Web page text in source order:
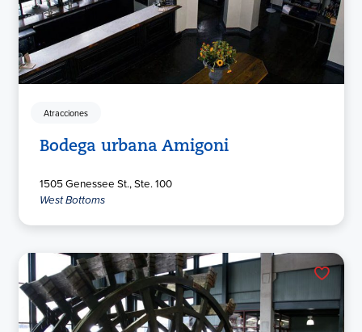
Atracciones
Bodega urbana Amigoni
1505 Genessee St., Ste. 100
West Bottoms